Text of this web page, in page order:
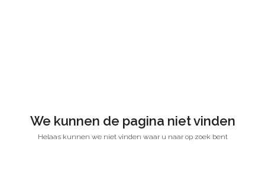
We kunnen de pagina niet vinden
Helaas kunnen we niet vinden waar u naar op zoek bent